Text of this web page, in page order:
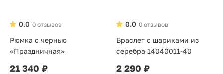
0 отзывов
0.0
Рюмка с чернью
«Праздничная»
21 340 ₽
0 отзывов
0.0
Браслет с шариками из
серебра 14040011-40
2 290 ₽